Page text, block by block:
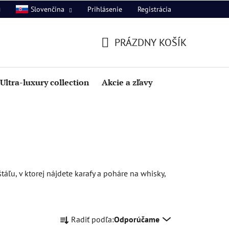
Slovenčina Prihlásenie Registrácia
KOŠÍK
PRÁZDNY KOŠÍK
Ultra-luxury collection Akcie a zľavy
v ktorej nájdete karafy a poháre na whisky,
a Radiť podľa:Odporúčame